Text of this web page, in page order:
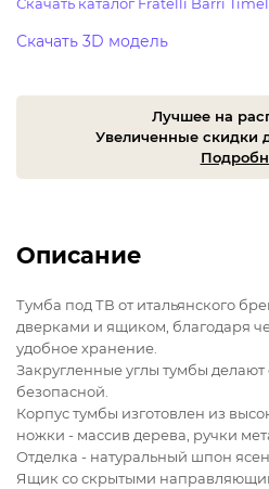
Скачать 3D модель
Лучшее на
Увеличенные скидки
Описание
Тумба под ТВ от итальянского
дверками и ящиком, благодаря
удобное хранение.
Закругленные углы тумбы
безопасной.
Корпус тумбы изготовлен из
ножки - массив дерева, ручки
Отделка - натуральный шпон
Ящик со скрытыми